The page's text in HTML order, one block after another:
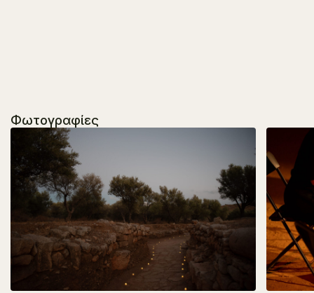
Φωτογραφίες